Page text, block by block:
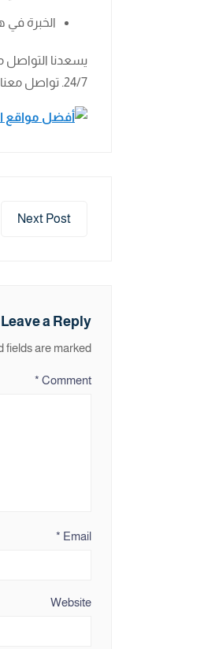
الخبرة في
يسعدنا التواصل
24/7. تواصل معنا الآن.
Next Post
Leave a Reply
fields are marked
Comment
*
Email
*
Website